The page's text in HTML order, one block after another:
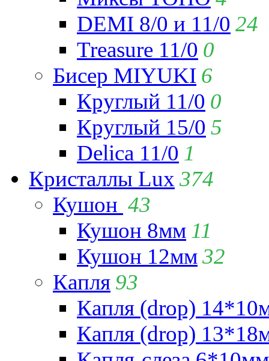
DEMI 8/0 и 11/0 24
Treasure 11/0 0
Бисер MIYUKI 6
Круглый 11/0 0
Круглый 15/0 5
Delica 11/0 1
Кристаллы Lux 374
Кушон 43
Кушон 8мм 11
Кушон 12мм32
Капля 93
Капля (drop)
Капля (drop)